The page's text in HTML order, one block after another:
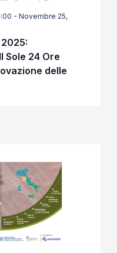
- Novembre 25,
Sole 24 Ore
delle